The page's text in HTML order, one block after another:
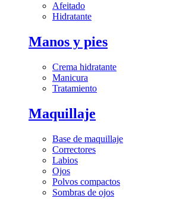
Afeitado
Hidratante
Manos y pies
Crema hidratante
Manicura
Tratamiento
Maquillaje
Base de maquillaje
Correctores
Labios
Ojos
Polvos compactos
Sombras de ojos